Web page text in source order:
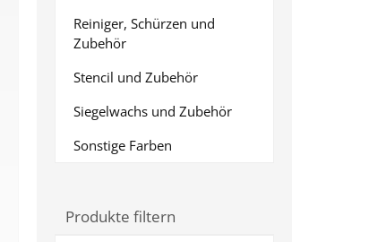
Reiniger, Schürzen und
Zubehör
Stencil und Zubehör
Siegelwachs und Zubehör
Sonstige Farben
Produkte filtern